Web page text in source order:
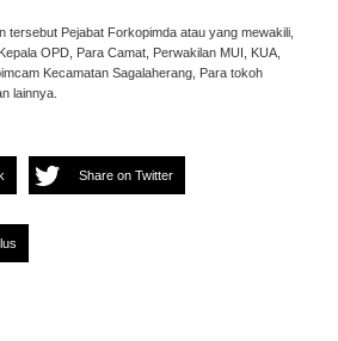
tersebut Pejabat Forkopimda atau yang mewakili,
OPD, Para Camat, Perwakilan MUI, KUA,
Kecamatan Sagalaherang, Para tokoh
lainnya.
Share on Twitter